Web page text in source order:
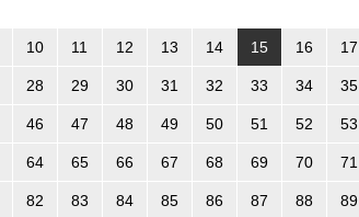
10 11 12 13 14 15 16 17
28 29 30 31 32 33 34 35
46 47 48 49 50 51 52 53
64 65 66 67 68 69 70 71
82 83 84 85 86 87 88 89